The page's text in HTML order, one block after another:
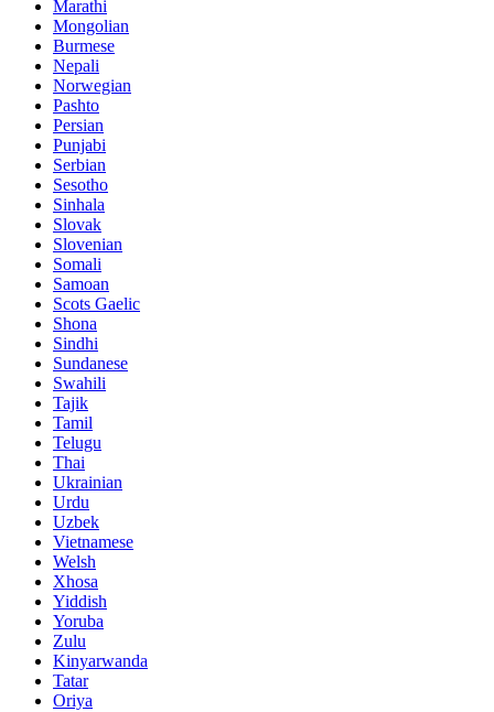
Marathi
Mongolian
Burmese
Nepali
Norwegian
Pashto
Persian
Punjabi
Serbian
Sesotho
Sinhala
Slovak
Slovenian
Somali
Samoan
Scots Gaelic
Shona
Sindhi
Sundanese
Swahili
Tajik
Tamil
Telugu
Thai
Ukrainian
Urdu
Uzbek
Vietnamese
Welsh
Xhosa
Yiddish
Yoruba
Zulu
Kinyarwanda
Tatar
Oriya